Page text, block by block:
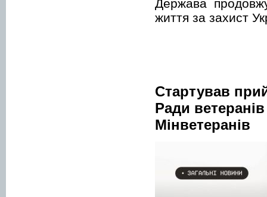
Держава
життя за захист
Стартував
Ради
Мінветеранів